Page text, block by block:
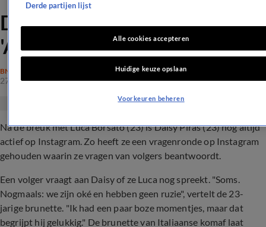
Daisy na breuk Luca Borsato:
'Af en toe boos'
BN'ERS
27 aug 2022, 19:53
Na de breuk met Luca Borsato (23) is Daisy Piras (23) nog altijd
actief op Instagram. Zo heeft ze een vragenronde op Instagram
gehouden waarin ze vragen van volgers beantwoordt.
Een volger vraagt aan Daisy of ze Luca nog spreekt. "Soms.
Nogmaals: we zijn oké en hebben geen ruzie", vertelt de 23-
jarige brunette. "Ik had een paar boze momentjes, maar dat
begrijpt hij gelukkig." De brunette van Italiaanse komaf laat
Derde partijen lijst
Alle cookies accepteren
Huidige keuze opslaan
Voorkeuren beheren